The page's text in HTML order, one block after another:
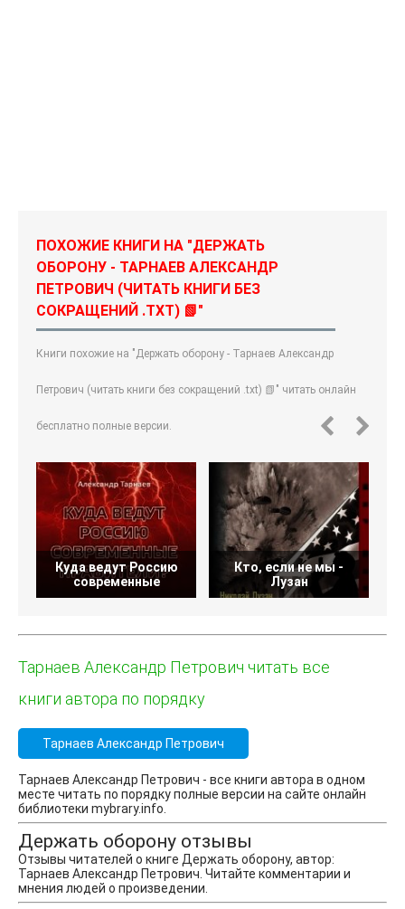
ПОХОЖИЕ КНИГИ НА "ДЕРЖАТЬ
ОБОРОНУ - ТАРНАЕВ АЛЕКСАНДР
ПЕТРОВИЧ (ЧИТАТЬ КНИГИ БЕЗ
СОКРАЩЕНИЙ .TXT) 📗"
Книги похожие на "Держать оборону - Тарнаев Александр
Петрович (читать книги без сокращений .txt) 📗" читать онлайн
бесплатно полные версии.
Куда ведут Россию
современные
Кто, если не мы -
Лузан
Тарнаев Александр Петрович читать все
книги автора по порядку
Тарнаев Александр Петрович
Тарнаев Александр Петрович - все книги автора в одном
месте читать по порядку полные версии на сайте онлайн
библиотеки mybrary.info.
Держать оборону отзывы
Отзывы читателей о книге Держать оборону, автор:
Тарнаев Александр Петрович. Читайте комментарии и
мнения людей о произведении.